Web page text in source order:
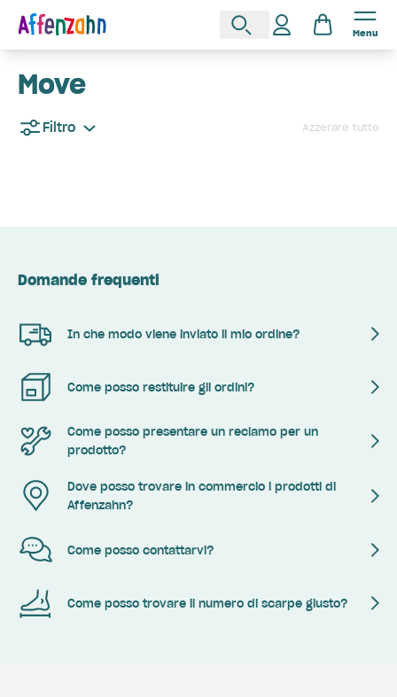
Menu
Move
Filtro Azzerare tutto
Domande frequenti
In che modo viene inviato il mio ordine?
Come posso restituire gli ordini?
Come posso presentare un reclamo per un
prodotto?
Dove posso trovare in commercio i prodotti di
Affenzahn?
Come posso contattarvi?
Come posso trovare il numero di scarpe giusto?